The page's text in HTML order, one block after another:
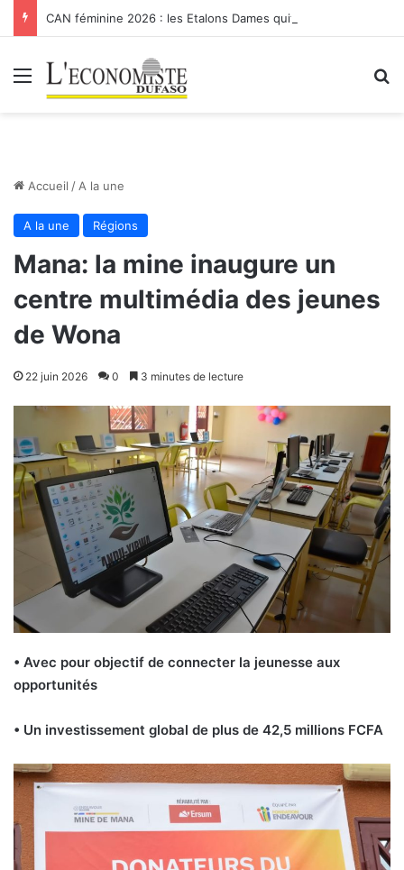
Menu
Accueil / A la une
A la une Régions
Mana: la mine inaugure un
centre multimédia des jeunes
de Wona
22 juin 2026 0 3 minutes de lecture
• Avec pour objectif de connecter la jeunesse aux
opportunités
• Un investissement global de plus de 42,5 millions FCFA